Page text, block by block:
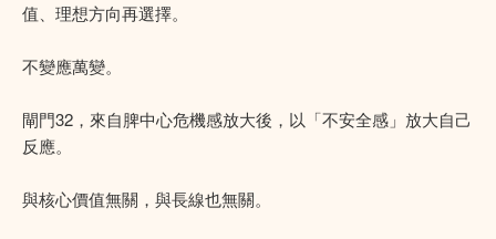
值、理想方向再選擇。
不變應萬變。
閘門32，來自脾中心危機感放大後，以「不安全感」放大自己
反應。
與核心價值無關，與長線也無關。